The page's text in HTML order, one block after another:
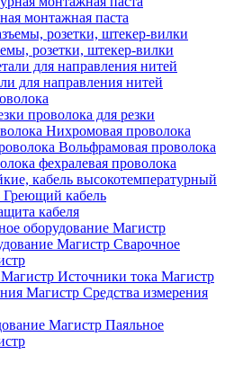
монтажная паста
розетки, штекер-вилки
для направления нитей
проволока для резки
Нихромовая проволока
Вольфрамовая проволока
фехралевая проволока
кабель высокотемпературный
Греющий кабель
кабеля
оборудование Магистр
Сварочное
Источники тока Магистр
Средства измерения
Паяльное